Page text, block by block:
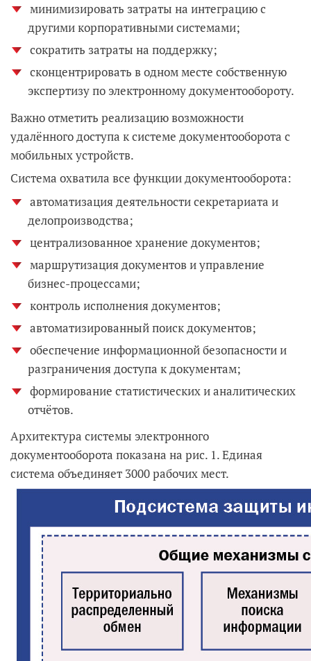
минимизировать затраты на интеграцию с
другими корпоративными системами;
сократить затраты на поддержку;
сконцентрировать в одном месте собственную
экспертизу по электронному документообороту.
Важно отметить реализацию возможности
удалённого доступа к системе документооборота с
мобильных устройств.
Система охватила все функции документооборота:
автоматизация деятельности секретариата и
делопроизводства;
централизованное хранение документов;
маршрутизация документов и управление
бизнес-процессами;
контроль исполнения документов;
автоматизированный поиск документов;
обеспечение информационной безопасности и
разграничения доступа к документам;
формирование статистических и аналитических
отчётов.
Архитектура системы электронного
документооборота показана на рис. 1. Единая
система объединяет 3000 рабочих мест.